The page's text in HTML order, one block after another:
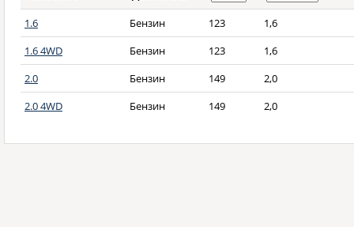
1.6
Бензин 123
1,6
1.6 4WD
Бензин 123
1,6
2.0
Бензин 149
2,0
2.0 4WD
Бензин 149 2,0